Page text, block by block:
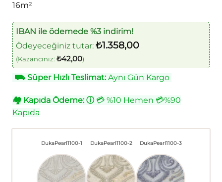
16m²
IBAN ile ödemede %3 indirim!
Ödeyeceğiniz tutar: ₺1.358,00
(Kazancınız: ₺42,00)
⛟Süper Hızlı Teslimat:Aynı Gün Kargo
🏘 Kapıda Ödeme: ⓘ💳 %10 Hemen 💳%90
Kapıda
DukaPearl1100-1 DukaPearl1100-2 DukaPearl1100-3